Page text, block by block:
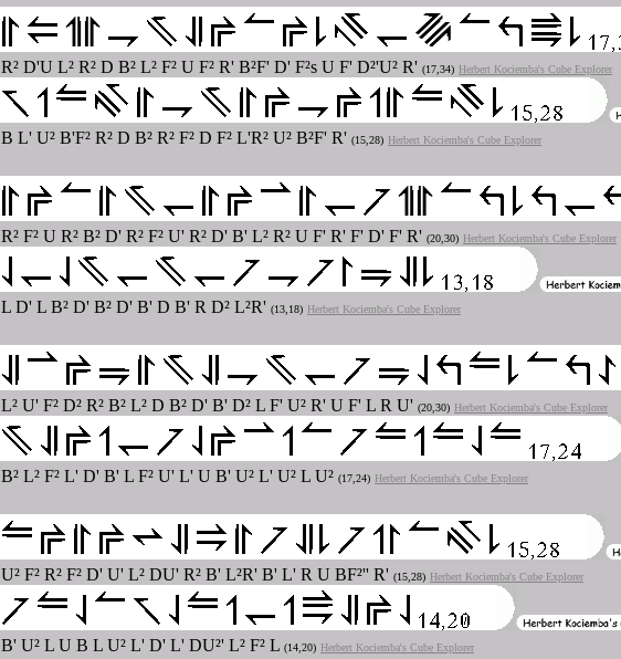
R² D'U L² R² D B² L² F² U F² R' B²F' D' F²s U F' D²'U² R' (17,34) Herbert Kociemba's Cube Explorer
B L' U² B'F² R² D B² R² F² D F² L'R² U² B²F' R' (15,28) Herbert Kociemba's Cube Explorer
R² F² U R² B² D' R² F² U' R² D' B' L² R² U F' R' F' D' F' R' (20,30) Herbert Kociemba's Cube Explorer
L D' L B² D' B² D' B' D B' R D² L²R' (13,18) Herbert Kociemba's Cube Explorer
L² U' F² D² R² B² L² D B² D' B' D² L F' U² R' U F' L R U' (20,30) Herbert Kociemba's Cube Explorer
B² L² F² L' D' B' L F² U' L' U B' U² L' U² L U² (17,24) Herbert Kociemba's Cube Explorer
U² F² R² F² D' U' L² DU' R² B' L²R' B' L' R U BF²'' R' (15,28) Herbert Kociemba's Cube Explorer
B' U² L U B L U² L' D' L' DU²' L² F² L (14,20) Herbert Kociemba's Cube Explorer